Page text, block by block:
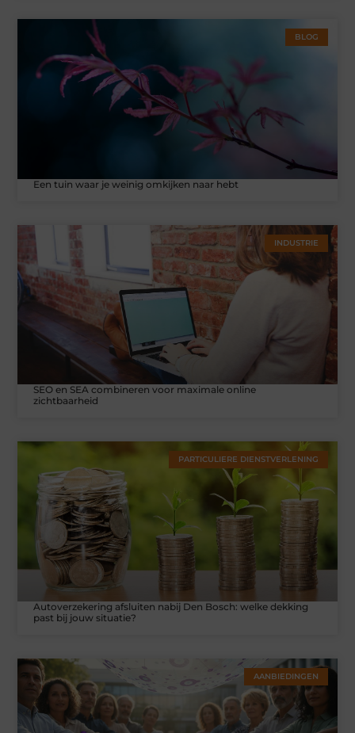
BLOG
Een tuin waar je weinig omkijken naar hebt
INDUSTRIE
SEO en SEA combineren voor maximale online
zichtbaarheid
PARTICULIERE DIENSTVERLENING
Autoverzekering afsluiten nabij Den Bosch: welke dekking
past bij jouw situatie?
AANBIEDINGEN